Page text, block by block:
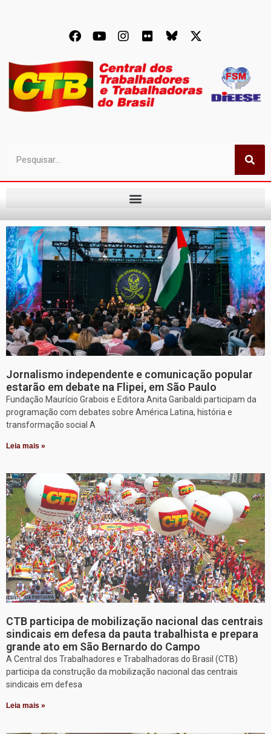
Jornalismo independente e comunicação popular
estarão em debate na Flipei, em São Paulo
Fundação Maurício Grabois e Editora Anita Garibaldi participam da
programação com debates sobre América Latina, história e
transformação social A
Leia mais »
CTB participa de mobilização nacional das centrais
sindicais em defesa da pauta trabalhista e prepara
grande ato em São Bernardo do Campo
A Central dos Trabalhadores e Trabalhadoras do Brasil (CTB)
participa da construção da mobilização nacional das centrais
sindicais em defesa
Leia mais »